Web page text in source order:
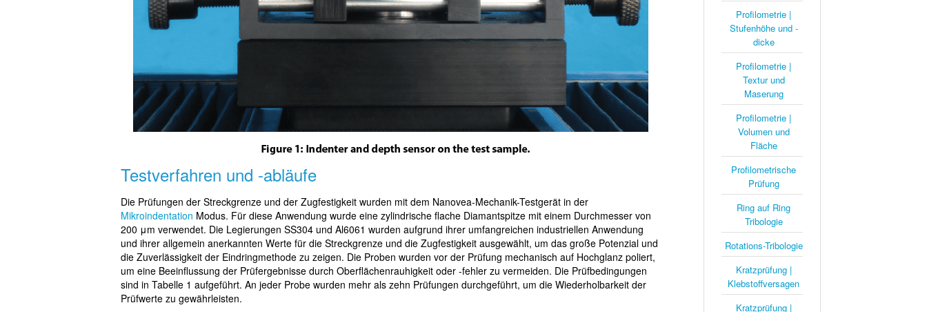
Testverfahren und -abläufe
Die Prüfungen der Streckgrenze und der Zugfestigkeit wurden mit dem Nanovea-Mechanik-Testgerät in der
Mikroindentation Modus. Für diese Anwendung wurde eine zylindrische flache Diamantspitze mit einem Durchmesser von
200 μm verwendet. Die Legierungen SS304 und Al6061 wurden aufgrund ihrer umfangreichen industriellen Anwendung
und ihrer allgemein anerkannten Werte für die Streckgrenze und die Zugfestigkeit ausgewählt, um das große Potenzial und
die Zuverlässigkeit der Eindringmethode zu zeigen. Die Proben wurden vor der Prüfung mechanisch auf Hochglanz poliert,
um eine Beeinflussung der Prüfergebnisse durch Oberflächenrauhigkeit oder -fehler zu vermeiden. Die Prüfbedingungen
sind in Tabelle 1 aufgeführt. An jeder Probe wurden mehr als zehn Prüfungen durchgeführt, um die Wiederholbarkeit der
Prüfwerte zu gewährleisten.
Profilometrie |
Stufenhöhe und -
dicke
Profilometrie |
Textur und
Maserung
Profilometrie |
Volumen und
Fläche
Profilometrische
Prüfung
Ring auf Ring
Tribologie
Rotations-Tribologie
Kratzprüfung |
Klebstoffversagen
Kratzprüfung |